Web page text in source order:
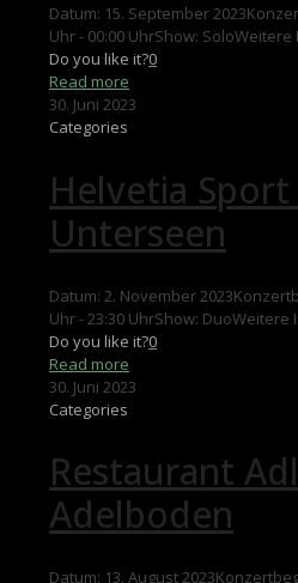
Datum: 15. September
Uhr - 00:00 UhrShow:
Do you like it?0
Read more
30. Juni 2023
Categories
Helvetia Sport
Unterseen
Datum: 2. November
Uhr - 23:30 UhrShow:
Do you like it?0
Read more
30. Juni 2023
Categories
Restaurant
Adelboden
Datum: 13. August